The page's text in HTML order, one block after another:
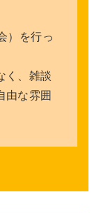
）を行っ
く、雑談
由な雰囲